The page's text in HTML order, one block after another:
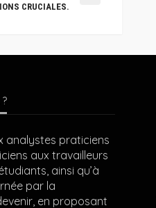
CRUCIALES.
?
analystes praticiens
aux travailleurs
ainsi qu’à
par la
en proposant